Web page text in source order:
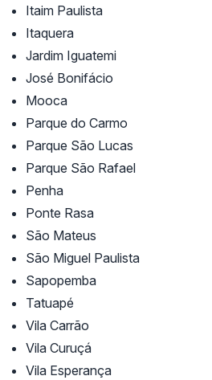
Itaim Paulista
Itaquera
Jardim Iguatemi
José Bonifácio
Mooca
Parque do Carmo
Parque São Lucas
Parque São Rafael
Penha
Ponte Rasa
São Mateus
São Miguel Paulista
Sapopemba
Tatuapé
Vila Carrão
Vila Curuçá
Vila Esperança